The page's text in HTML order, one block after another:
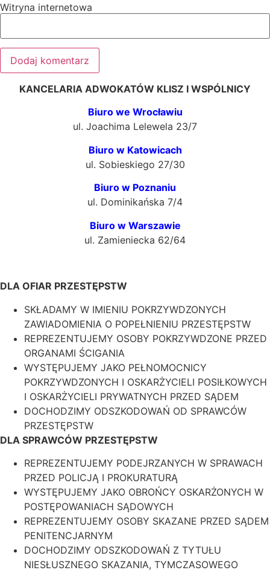
Witryna internetowa
KANCELARIA ADWOKATÓW KLISZ I WSPÓLNICY
Biuro we Wrocławiu
ul. Joachima Lelewela 23/7
Biuro w Katowicach
ul. Sobieskiego 27/30
Biuro w Poznaniu
ul. Dominikańska 7/4
Biuro w Warszawie
ul. Zamieniecka 62/64
DLA OFIAR PRZESTĘPSTW
SKŁADAMY W IMIENIU POKRZYWDZONYCH
ZAWIADOMIENIA O POPEŁNIENIU PRZESTĘPSTW
REPREZENTUJEMY OSOBY POKRZYWDZONE PRZED
ORGANAMI ŚCIGANIA
WYSTĘPUJEMY JAKO PEŁNOMOCNICY
POKRZYWDZONYCH I OSKARŻYCIELI POSIŁKOWYCH
I OSKARŻYCIELI PRYWATNYCH PRZED SĄDEM
DOCHODZIMY ODSZKODOWAŃ OD SPRAWCÓW
PRZESTĘPSTW
DLA SPRAWCÓW PRZESTĘPSTW
REPREZENTUJEMY PODEJRZANYCH W SPRAWACH
PRZED POLICJĄ I PROKURATURĄ
WYSTĘPUJEMY JAKO OBROŃCY OSKARŻONYCH W
POSTĘPOWANIACH SĄDOWYCH
REPREZENTUJEMY OSOBY SKAZANE PRZED SĄDEM
PENITENCJARNYM
DOCHODZIMY ODSZKODOWAŃ Z TYTUŁU
NIESŁUSZNEGO SKAZANIA, TYMCZASOWEGO